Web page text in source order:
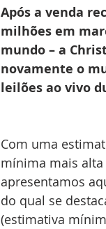
Após a venda
milhões em
mundo – a
novamente o
leilões ao vivo
Com uma
mínima mais alta
apresentamos
do qual se
(estimativa